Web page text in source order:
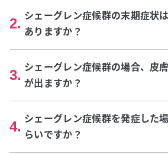
2. シェーグレン症候群の末期症状
ありますか？
3. シェーグレン症候群の場合、皮
が出ますか？
4. シェーグレン症候群を発症した
らいですか？